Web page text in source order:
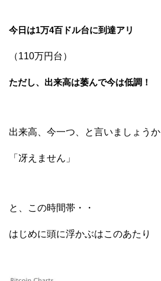
今日は1万4百ドル台に到達アリ
（110万円台）
ただし、出来高は萎んで今は低調！
出来高、今一つ、と言いましょうか
「冴えません」
と、この時間帯・・
はじめに頭に浮かぶはこのあたり